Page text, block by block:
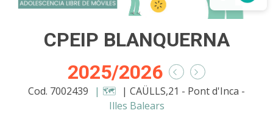
CPEIP BLANQUERNA
2025/2026
Cod. 7002439 | 🗺️ | CAÜLLS,21 - Pont d'Inca -
Illes Balears